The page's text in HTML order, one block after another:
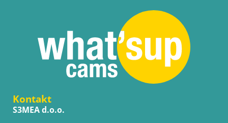
Kontakt
S3MEA d.o.o.